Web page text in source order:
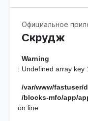
Официальное
Cкрудж
Warning
: Undefined array key
/var/www/fastuser/
/blocks-mfo/app/
on line